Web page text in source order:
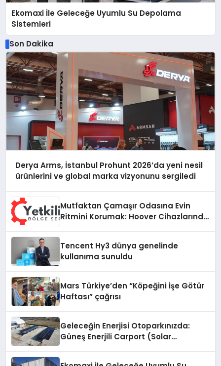
Ekomaxi İle Geleceğe Uyumlu Su Depolama
Sistemleri
Son Dakika
Derya Arms, İstanbul Prohunt 2026’da yeni nesil
ürünlerini ve global marka vizyonunu sergiledi
Mutfaktan Çamaşır Odasına Evin
Ritmini Korumak: Hoover Cihazlarında
Tencent Hy3 dünya genelinde
kullanıma sunuldu
Mars Türkiye’den “Köpeğini İşe Götür
Haftası” çağrısı
Geleceğin Enerjisi Otoparkınızda:
Güneş Enerjili Carport (Solar